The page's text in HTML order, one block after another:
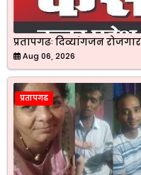
प्रतापगढः दिव्यांगजन
Aug 06, 2026
प्रतापगढ